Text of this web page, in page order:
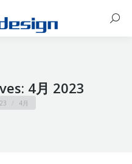
4月 2023
4月